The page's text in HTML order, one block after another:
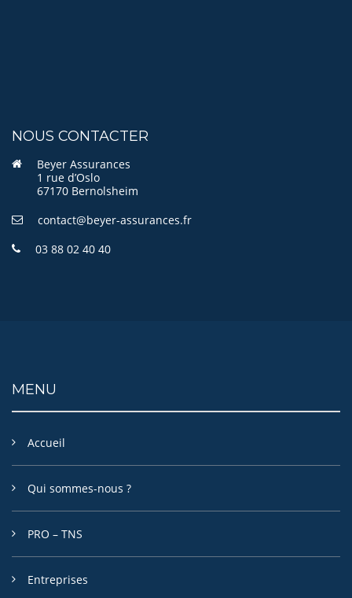
NOUS CONTACTER
Beyer Assurances
1 rue d’Oslo
67170 Bernolsheim
contact@beyer-assurances.fr
03 88 02 40 40
MENU
Accueil
Qui sommes-nous ?
PRO – TNS
Entreprises